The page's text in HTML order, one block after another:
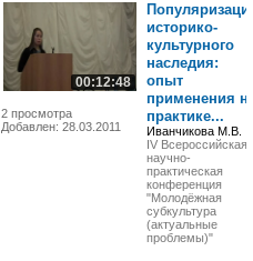
00:12:48
2 просмотра
Добавлен: 28.03.2011
Популяризация
историко-
культурного
наследия:
опыт
применения на
практике...
Иванчикова М.В.
IV Всероссийская
научно-
практическая
конференция
"Молодёжная
субкультура
(актуальные
проблемы)"